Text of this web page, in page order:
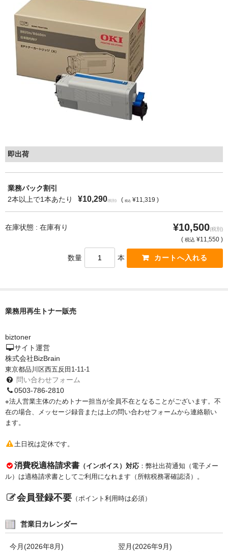
リサイクルトナーの選び方
リサイクルトナーを使える会社、使えない会社
全国発送・送料無料
印字枚数について
対応プリンターメーカー
サイトマップ
即出荷
業務パック割引
2本以上で1本あたり
¥10,290(税別) ( 税込 ¥11,319 )
在庫状態 : 在庫有り ¥10,500(税別)
( 税込 ¥11,550 )
数量 本
業務用再生トナー販売
biztoner
サイト運営
株式会社BizBrain
東京都品川区西五反田1-11-1
問い合わせフォーム
0503-786-2810
※法人営業主体のためトナー担当が全員不在となることがございます。不
在の場合、メッセージ録音または上の問い合わせフォームから連絡願い
ます。
土日祝は定休です。
消費税適格請求書 （インボイス）対応 ：弊社出荷通知（電子メー
ル）は適格請求書としてご利用になれます（所轄税務署確認済）。
会員登録不要 （ポイント利用時は必須）
営業日カレンダー
今月(2026年8月)
翌月(2026年9月)